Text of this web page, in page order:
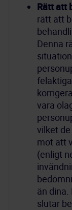
Rätt att
rätt att
Denna
vara
vilket
mot att
(enligt
än
slutar